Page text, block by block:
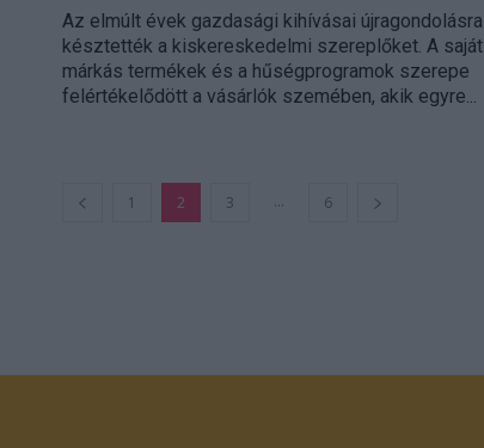
Az elmúlt évek gazdasági kihívásai újragondolásra
késztették a kiskereskedelmi szereplőket. A saját
márkás termékek és a hűségprogramok szerepe
felértékelődött a vásárlók szemében, akik egyre...
1 2 3 ... 6